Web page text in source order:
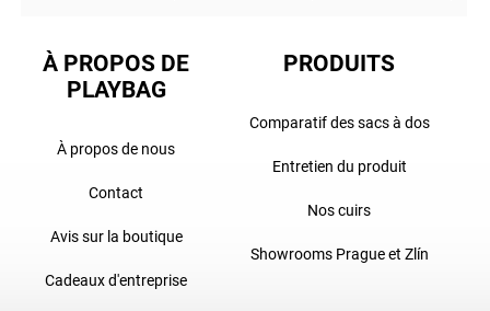
À PROPOS DE
PLAYBAG
À propos de nous
Contact
Avis sur la boutique
Cadeaux d'entreprise
PRODUITS
Comparatif des sacs à dos
Entretien du produit
Nos cuirs
Showrooms Prague et Zlín